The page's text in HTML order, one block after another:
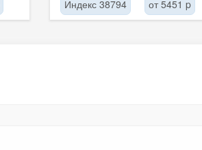
Индекс 38794 от 5451 p